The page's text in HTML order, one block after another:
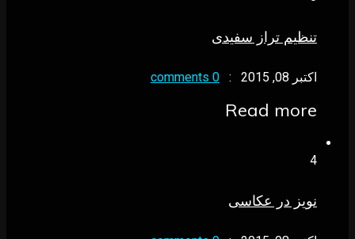
تنظیم تراز سفیدی
:
0 comments
Read more
نویز در عکاسی